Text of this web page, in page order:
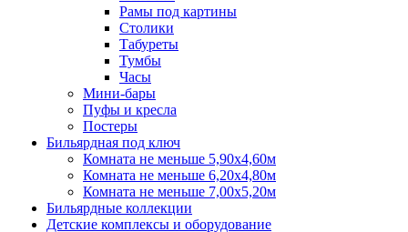
Рамы под картины
Столики
Табуреты
Тумбы
Часы
Мини-бары
Пуфы и кресла
Постеры
Бильярдная под ключ
Комната не меньше 5,90х4,60м
Комната не меньше 6,20х4,80м
Комната не меньше 7,00х5,20м
Бильярдные коллекции
Детские комплексы и оборудование